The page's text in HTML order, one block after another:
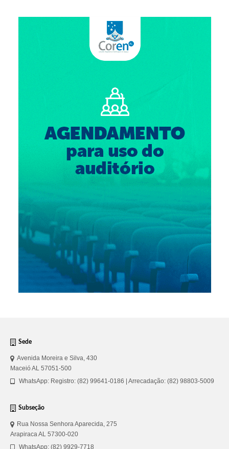
Para Você
Procedimento para registro
Clube de Vantagens
Reserva de auditório
Ouvidoria
Contatos
Fale Conosco
NEP
Sede
Avenida Moreira e Silva, 430
Maceió AL 57051-500
WhatsApp: Registro: (82) 99641-0186 | Arrecadação: (82) 98803-5009
Subseção
Rua Nossa Senhora Aparecida, 275
Arapiraca AL 57300-020
WhatsApp: (82) 9929-7718